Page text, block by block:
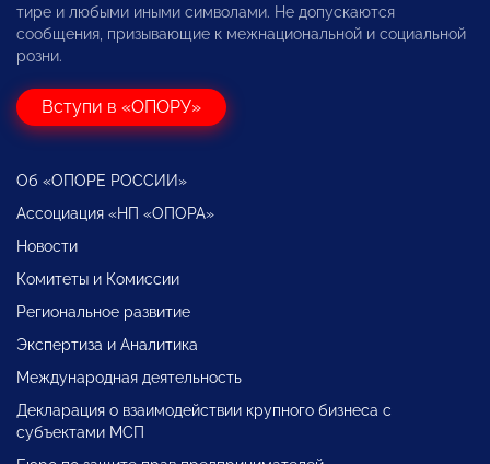
тире и любыми иными символами. Не допускаются
сообщения, призывающие к межнациональной и социальной
розни.
Вступи в «ОПОРУ»
Об «ОПОРЕ РОССИИ»
Ассоциация «НП «ОПОРА»
Новости
Комитеты и Комиссии
Региональное развитие
Экспертиза и Аналитика
Международная деятельность
Декларация о взаимодействии крупного бизнеса с
субъектами МСП